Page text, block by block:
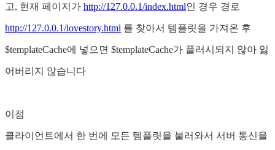
고, 현재 페이지가 http://127.0.0.1/index.html인 경우 경로
http://127.0.0.1/lovestory.html 를 찾아서 템플릿을 가져온 후
$templateCache에 넣으면 $templateCache가 플러시되지 않아 잃
어버리지 않습니다
이점
클라이언트에서 한 번에 모든 템플릿을 불러와서 서버 통신을